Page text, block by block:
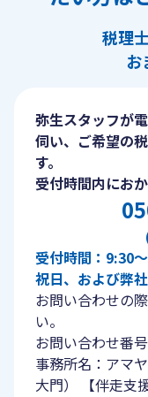
税理
お
弥生スタッフが
伺い、ご希望の
す。
受付時間内にお
受付時間：9:30
祝日、および弊
お問い合わせの
い。
お問い合わせ番
事務所名：アマ
大門） 【伴走支